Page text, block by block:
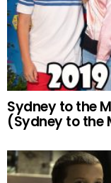
Sydney to the
(Sydney to the